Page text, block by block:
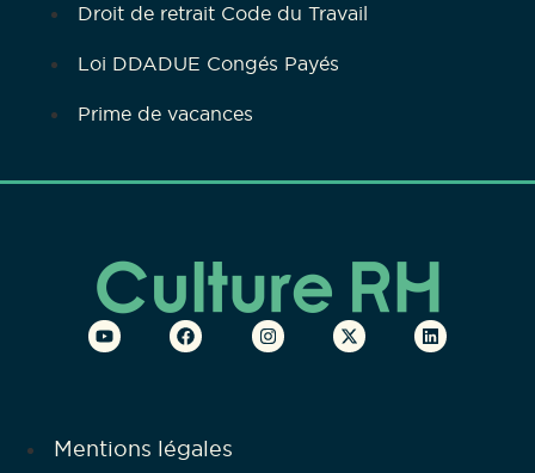
Droit de retrait Code du Travail
Loi DDADUE Congés Payés
Prime de vacances
Mentions légales